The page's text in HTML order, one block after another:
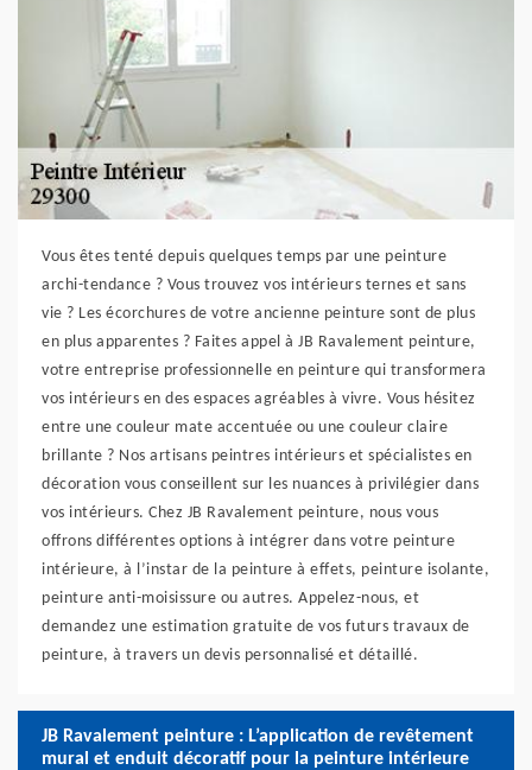
Vous êtes tenté depuis quelques temps par une peinture
archi-tendance ? Vous trouvez vos intérieurs ternes et sans
vie ? Les écorchures de votre ancienne peinture sont de plus
en plus apparentes ? Faites appel à JB Ravalement peinture,
votre entreprise professionnelle en peinture qui transformera
vos intérieurs en des espaces agréables à vivre. Vous hésitez
entre une couleur mate accentuée ou une couleur claire
brillante ? Nos artisans peintres intérieurs et spécialistes en
décoration vous conseillent sur les nuances à privilégier dans
vos intérieurs. Chez JB Ravalement peinture, nous vous
offrons différentes options à intégrer dans votre peinture
intérieure, à l’instar de la peinture à effets, peinture isolante,
peinture anti-moisissure ou autres. Appelez-nous, et
demandez une estimation gratuite de vos futurs travaux de
peinture, à travers un devis personnalisé et détaillé.
JB Ravalement peinture : L’application de revêtement
mural et enduit décoratif pour la peinture intérieure